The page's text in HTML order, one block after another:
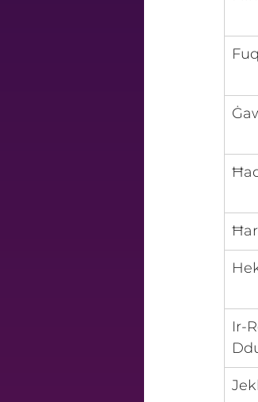
Ir-